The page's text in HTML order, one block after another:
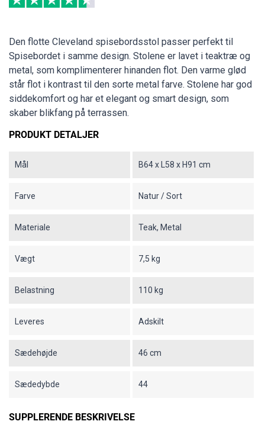
Den flotte Cleveland spisebordsstol passer perfekt til
Spisebordet i samme design. Stolene er lavet i teaktræ og
metal, som komplimenterer hinanden flot. Den varme glød
står flot i kontrast til den sorte metal farve. Stolene har god
siddekomfort og har et elegant og smart design, som
skaber blikfang på terrassen.
PRODUKT DETALJER
Mål B64 x L58 x H91 cm
Farve Natur / Sort
Materiale Teak, Metal
Vægt 7,5 kg
Belastning 110 kg
Leveres Adskilt
Sædehøjde 46 cm
Sædedybde 44
SUPPLERENDE BESKRIVELSE